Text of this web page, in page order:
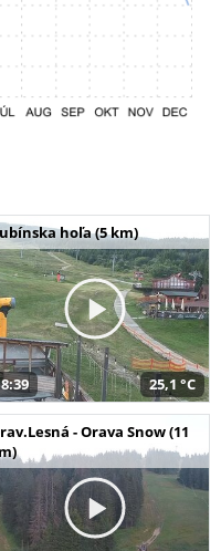
hoľa (5 km)
25,1 °C
- Orava Snow (11